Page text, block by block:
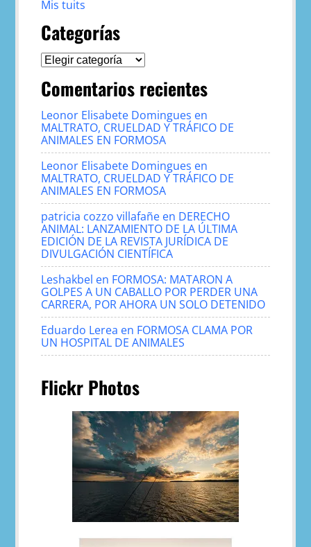
Mis tuits
Categorías
Categorías
Comentarios recientes
Leonor Elisabete Domingues en
MALTRATO, CRUELDAD Y TRÁFICO DE
ANIMALES EN FORMOSA
Leonor Elisabete Domingues en
MALTRATO, CRUELDAD Y TRÁFICO DE
ANIMALES EN FORMOSA
patricia cozzo villafañe en DERECHO
ANIMAL: LANZAMIENTO DE LA ÚLTIMA
EDICIÓN DE LA REVISTA JURÍDICA DE
DIVULGACIÓN CIENTÍFICA
Leshakbel en FORMOSA: MATARON A
GOLPES A UN CABALLO POR PERDER UNA
CARRERA, POR AHORA UN SOLO DETENIDO
Eduardo Lerea en FORMOSA CLAMA POR
UN HOSPITAL DE ANIMALES
Flickr Photos